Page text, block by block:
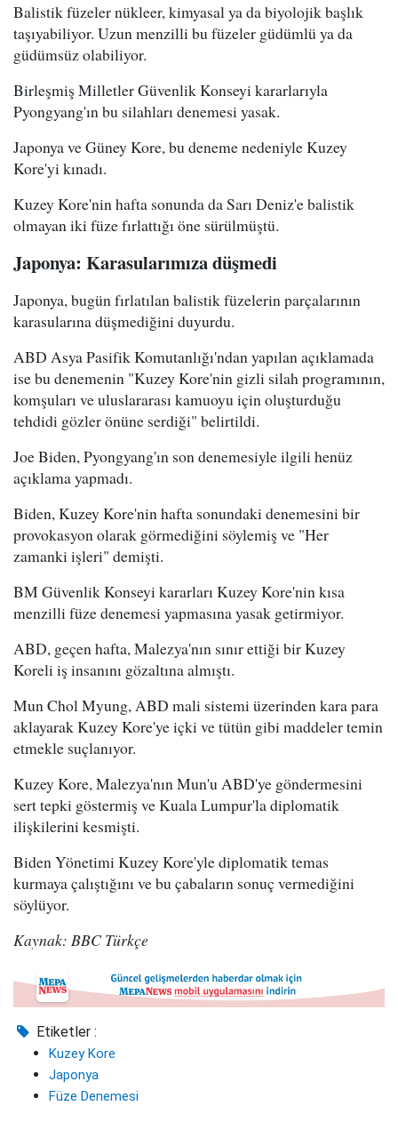
Balistik füzeler nükleer, kimyasal ya da biyolojik başlık
taşıyabiliyor. Uzun menzilli bu füzeler güdümlü ya da
güdümsüz olabiliyor.
Birleşmiş Milletler Güvenlik Konseyi kararlarıyla
Pyongyang'ın bu silahları denemesi yasak.
Japonya ve Güney Kore, bu deneme nedeniyle Kuzey
Kore'yi kınadı.
Kuzey Kore'nin hafta sonunda da Sarı Deniz'e balistik
olmayan iki füze fırlattığı öne sürülmüştü.
Japonya: Karasularımıza düşmedi
Japonya, bugün fırlatılan balistik füzelerin parçalarının
karasularına düşmediğini duyurdu.
ABD Asya Pasifik Komutanlığı'ndan yapılan açıklamada
ise bu denemenin "Kuzey Kore'nin gizli silah programının,
komşuları ve uluslararası kamuoyu için oluşturduğu
tehdidi gözler önüne serdiği" belirtildi.
Joe Biden, Pyongyang'ın son denemesiyle ilgili henüz
açıklama yapmadı.
Biden, Kuzey Kore'nin hafta sonundaki denemesini bir
provokasyon olarak görmediğini söylemiş ve "Her
zamanki işleri" demişti.
BM Güvenlik Konseyi kararları Kuzey Kore'nin kısa
menzilli füze denemesi yapmasına yasak getirmiyor.
ABD, geçen hafta, Malezya'nın sınır ettiği bir Kuzey
Koreli iş insanını gözaltına almıştı.
Mun Chol Myung, ABD mali sistemi üzerinden kara para
aklayarak Kuzey Kore'ye içki ve tütün gibi maddeler temin
etmekle suçlanıyor.
Kuzey Kore, Malezya'nın Mun'u ABD'ye göndermesini
sert tepki göstermiş ve Kuala Lumpur'la diplomatik
ilişkilerini kesmişti.
Biden Yönetimi Kuzey Kore'yle diplomatik temas
kurmaya çalıştığını ve bu çabaların sonuç vermediğini
söylüyor.
Kaynak: BBC Türkçe
Etiketler :
Kuzey Kore
Japonya
Füze Denemesi